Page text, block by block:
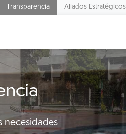
Transparencia Aliados Estratégicos
necesidades